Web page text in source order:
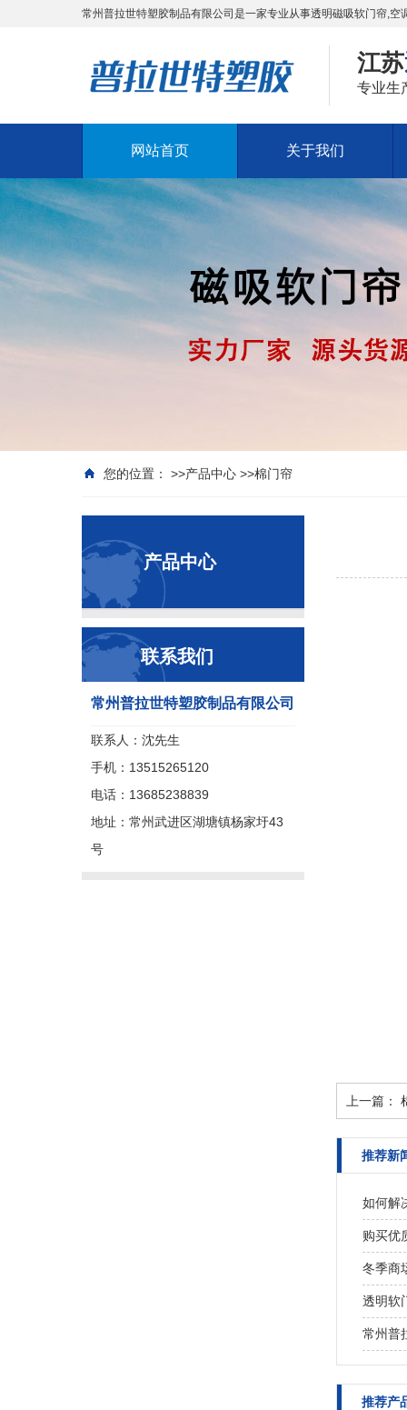
常州普拉世特塑胶制品有限公司是一家专业从事透明磁吸软门帘,
江苏
专业生
网站首页 关于我们
您的位置： >>产品中心 >>棉门帘
产品中心
联系我们
常州普拉世特塑胶制品有限公司
联系人：沈先生
手机：13515265120
电话：13685238839
地址：常州武进区湖塘镇杨家圩43
号
上一篇：
推荐新
如何解
购买优
冬季商
透明软
常州普
推荐产